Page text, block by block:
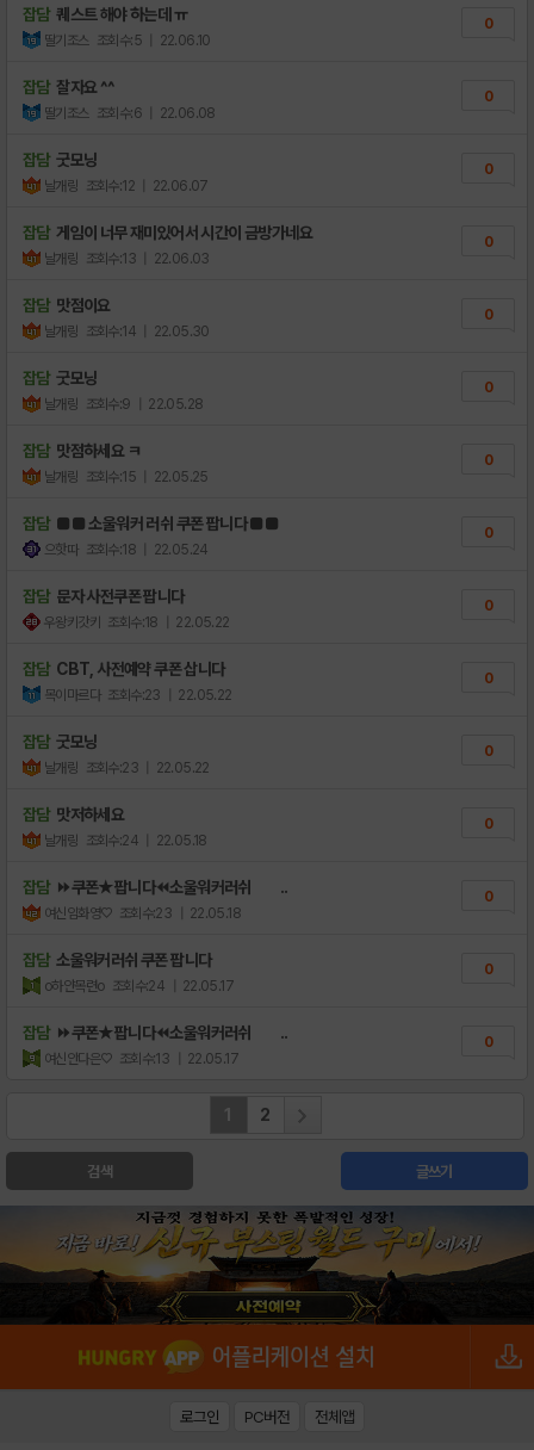
잡담 퀘스트 해야 하는데 ㅠ
딸기조스 조회수:5 | 22.06.10
0
잡담 잘자요 ^^
딸기조스 조회수:6 | 22.06.08
0
잡담 굿모닝
날개링 조회수:12 | 22.06.07
0
잡담 게임이 너무 재미있어서 시간이 금방가네요
날개링 조회수:13 | 22.06.03
0
잡담 맛점이요
날개링 조회수:14 | 22.05.30
0
잡담 굿모닝
날개링 조회수:9 | 22.05.28
0
잡담 맛점하세요 ㅋ
날개링 조회수:15 | 22.05.25
0
잡담 ■■ 소울워커 러쉬 쿠폰 팝니다 ■■
으핫따 조회수:18 | 22.05.24
0
잡담 문자 사전쿠폰 팝니다
우왕키갓키 조회수:18 | 22.05.22
0
잡담 CBT, 사전예약 쿠폰 삽니다
목이마르다 조회수:23 | 22.05.22
0
잡담 굿모닝
날개링 조회수:23 | 22.05.22
0
잡담 맛저하세요
날개링 조회수:24 | 22.05.18
0
잡담 ⏩쿠폰★팝니다⏪소울워커러쉬 ..
여신임화영♡ 조회수:23 | 22.05.18
0
잡담 소울워커러쉬 쿠폰 팝니다
o하얀목련o 조회수:24 | 22.05.17
0
잡담 ⏩쿠폰★팝니다⏪소울워커러쉬 ..
여신안다은♡ 조회수:13 | 22.05.17
0
1 2
검색 글쓰기
로그인 PC버전 전체앱